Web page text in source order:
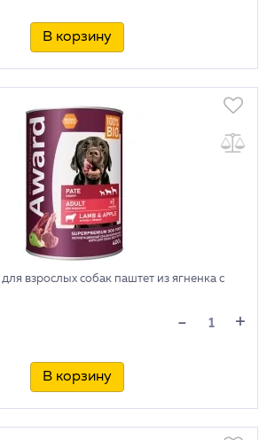
В корзину
взрослых собак паштет из ягненка с
- +
В корзину